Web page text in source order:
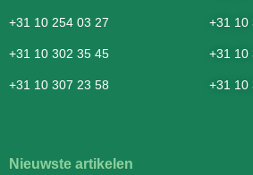
+31 10 254 03 27
+31 10 302 35 45
+31 10 307 23 58
+31 10
+31 10
+31 10
Nieuwste artikelen